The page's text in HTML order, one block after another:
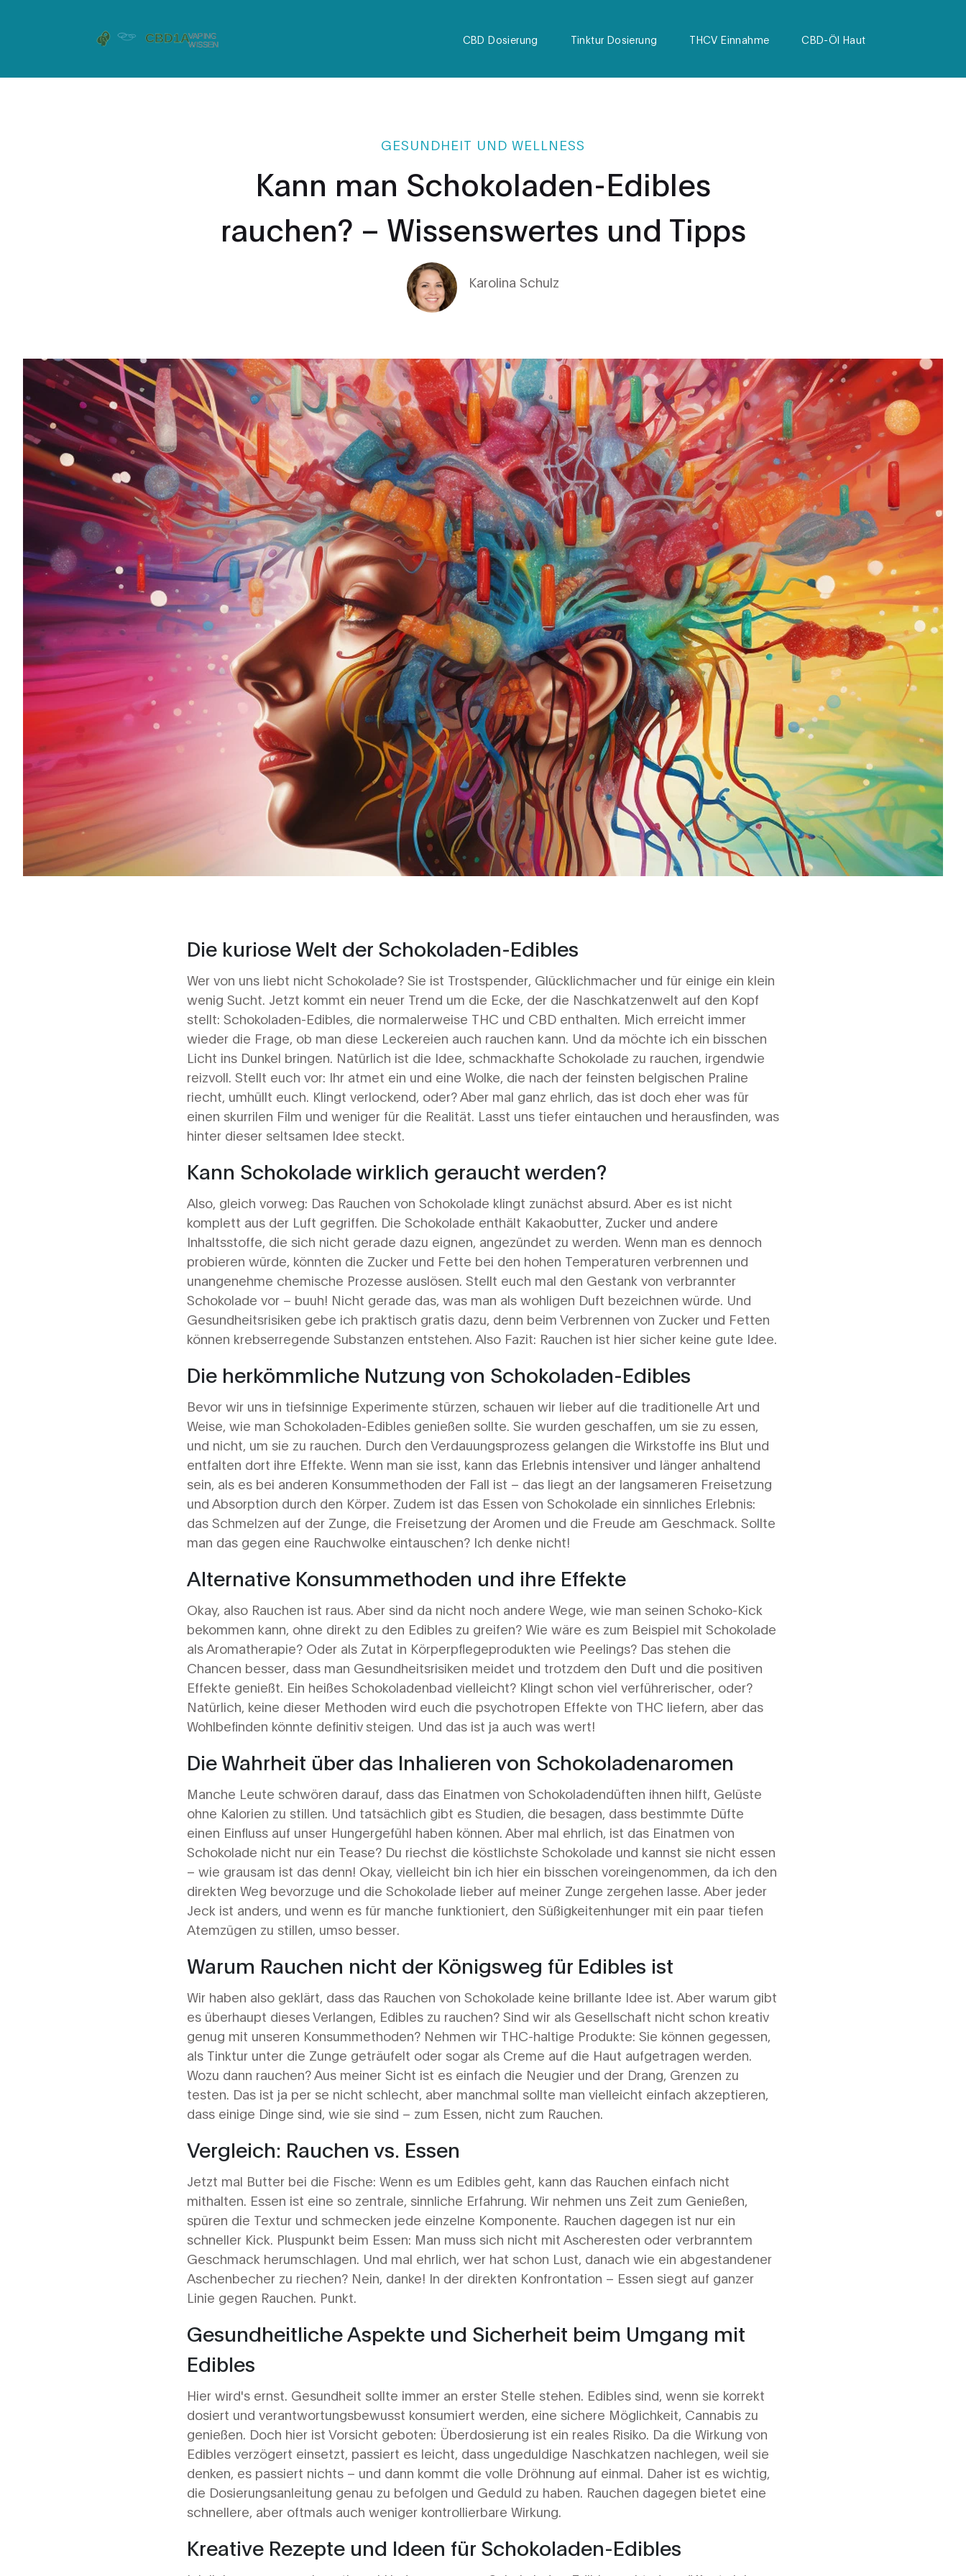
CBD Dosierung Tinktur Dosierung THCV Einnahme CBD-Öl Haut
GESUNDHEIT UND WELLNESS
Kann man Schokoladen-Edibles
rauchen? – Wissenswertes und Tipps
Karolina Schulz
Die kuriose Welt der Schokoladen-Edibles
Wer von uns liebt nicht Schokolade? Sie ist Trostspender, Glücklichmacher und für einige ein klein
wenig Sucht. Jetzt kommt ein neuer Trend um die Ecke, der die Naschkatzenwelt auf den Kopf
stellt: Schokoladen-Edibles, die normalerweise THC und CBD enthalten. Mich erreicht immer
wieder die Frage, ob man diese Leckereien auch rauchen kann. Und da möchte ich ein bisschen
Licht ins Dunkel bringen. Natürlich ist die Idee, schmackhafte Schokolade zu rauchen, irgendwie
reizvoll. Stellt euch vor: Ihr atmet ein und eine Wolke, die nach der feinsten belgischen Praline
riecht, umhüllt euch. Klingt verlockend, oder? Aber mal ganz ehrlich, das ist doch eher was für
einen skurrilen Film und weniger für die Realität. Lasst uns tiefer eintauchen und herausfinden, was
hinter dieser seltsamen Idee steckt.
Kann Schokolade wirklich geraucht werden?
Also, gleich vorweg: Das Rauchen von Schokolade klingt zunächst absurd. Aber es ist nicht
komplett aus der Luft gegriffen. Die Schokolade enthält Kakaobutter, Zucker und andere
Inhaltsstoffe, die sich nicht gerade dazu eignen, angezündet zu werden. Wenn man es dennoch
probieren würde, könnten die Zucker und Fette bei den hohen Temperaturen verbrennen und
unangenehme chemische Prozesse auslösen. Stellt euch mal den Gestank von verbrannter
Schokolade vor – buuh! Nicht gerade das, was man als wohligen Duft bezeichnen würde. Und
Gesundheitsrisiken gebe ich praktisch gratis dazu, denn beim Verbrennen von Zucker und Fetten
können krebserregende Substanzen entstehen. Also Fazit: Rauchen ist hier sicher keine gute Idee.
Die herkömmliche Nutzung von Schokoladen-Edibles
Bevor wir uns in tiefsinnige Experimente stürzen, schauen wir lieber auf die traditionelle Art und
Weise, wie man Schokoladen-Edibles genießen sollte. Sie wurden geschaffen, um sie zu essen,
und nicht, um sie zu rauchen. Durch den Verdauungsprozess gelangen die Wirkstoffe ins Blut und
entfalten dort ihre Effekte. Wenn man sie isst, kann das Erlebnis intensiver und länger anhaltend
sein, als es bei anderen Konsummethoden der Fall ist – das liegt an der langsameren Freisetzung
und Absorption durch den Körper. Zudem ist das Essen von Schokolade ein sinnliches Erlebnis:
das Schmelzen auf der Zunge, die Freisetzung der Aromen und die Freude am Geschmack. Sollte
man das gegen eine Rauchwolke eintauschen? Ich denke nicht!
Alternative Konsummethoden und ihre Effekte
Okay, also Rauchen ist raus. Aber sind da nicht noch andere Wege, wie man seinen Schoko-Kick
bekommen kann, ohne direkt zu den Edibles zu greifen? Wie wäre es zum Beispiel mit Schokolade
als Aromatherapie? Oder als Zutat in Körperpflegeprodukten wie Peelings? Das stehen die
Chancen besser, dass man Gesundheitsrisiken meidet und trotzdem den Duft und die positiven
Effekte genießt. Ein heißes Schokoladenbad vielleicht? Klingt schon viel verführerischer, oder?
Natürlich, keine dieser Methoden wird euch die psychotropen Effekte von THC liefern, aber das
Wohlbefinden könnte definitiv steigen. Und das ist ja auch was wert!
Die Wahrheit über das Inhalieren von Schokoladenaromen
Manche Leute schwören darauf, dass das Einatmen von Schokoladendüften ihnen hilft, Gelüste
ohne Kalorien zu stillen. Und tatsächlich gibt es Studien, die besagen, dass bestimmte Düfte
einen Einfluss auf unser Hungergefühl haben können. Aber mal ehrlich, ist das Einatmen von
Schokolade nicht nur ein Tease? Du riechst die köstlichste Schokolade und kannst sie nicht essen
– wie grausam ist das denn! Okay, vielleicht bin ich hier ein bisschen voreingenommen, da ich den
direkten Weg bevorzuge und die Schokolade lieber auf meiner Zunge zergehen lasse. Aber jeder
Jeck ist anders, und wenn es für manche funktioniert, den Süßigkeitenhunger mit ein paar tiefen
Atemzügen zu stillen, umso besser.
Warum Rauchen nicht der Königsweg für Edibles ist
Wir haben also geklärt, dass das Rauchen von Schokolade keine brillante Idee ist. Aber warum gibt
es überhaupt dieses Verlangen, Edibles zu rauchen? Sind wir als Gesellschaft nicht schon kreativ
genug mit unseren Konsummethoden? Nehmen wir THC-haltige Produkte: Sie können gegessen,
als Tinktur unter die Zunge geträufelt oder sogar als Creme auf die Haut aufgetragen werden.
Wozu dann rauchen? Aus meiner Sicht ist es einfach die Neugier und der Drang, Grenzen zu
testen. Das ist ja per se nicht schlecht, aber manchmal sollte man vielleicht einfach akzeptieren,
dass einige Dinge sind, wie sie sind – zum Essen, nicht zum Rauchen.
Vergleich: Rauchen vs. Essen
Jetzt mal Butter bei die Fische: Wenn es um Edibles geht, kann das Rauchen einfach nicht
mithalten. Essen ist eine so zentrale, sinnliche Erfahrung. Wir nehmen uns Zeit zum Genießen,
spüren die Textur und schmecken jede einzelne Komponente. Rauchen dagegen ist nur ein
schneller Kick. Pluspunkt beim Essen: Man muss sich nicht mit Ascheresten oder verbranntem
Geschmack herumschlagen. Und mal ehrlich, wer hat schon Lust, danach wie ein abgestandener
Aschenbecher zu riechen? Nein, danke! In der direkten Konfrontation – Essen siegt auf ganzer
Linie gegen Rauchen. Punkt.
Gesundheitliche Aspekte und Sicherheit beim Umgang mit
Edibles
Hier wird's ernst. Gesundheit sollte immer an erster Stelle stehen. Edibles sind, wenn sie korrekt
dosiert und verantwortungsbewusst konsumiert werden, eine sichere Möglichkeit, Cannabis zu
genießen. Doch hier ist Vorsicht geboten: Überdosierung ist ein reales Risiko. Da die Wirkung von
Edibles verzögert einsetzt, passiert es leicht, dass ungeduldige Naschkatzen nachlegen, weil sie
denken, es passiert nichts – und dann kommt die volle Dröhnung auf einmal. Daher ist es wichtig,
die Dosierungsanleitung genau zu befolgen und Geduld zu haben. Rauchen dagegen bietet eine
schnellere, aber oftmals auch weniger kontrollierbare Wirkung.
Kreative Rezepte und Ideen für Schokoladen-Edibles